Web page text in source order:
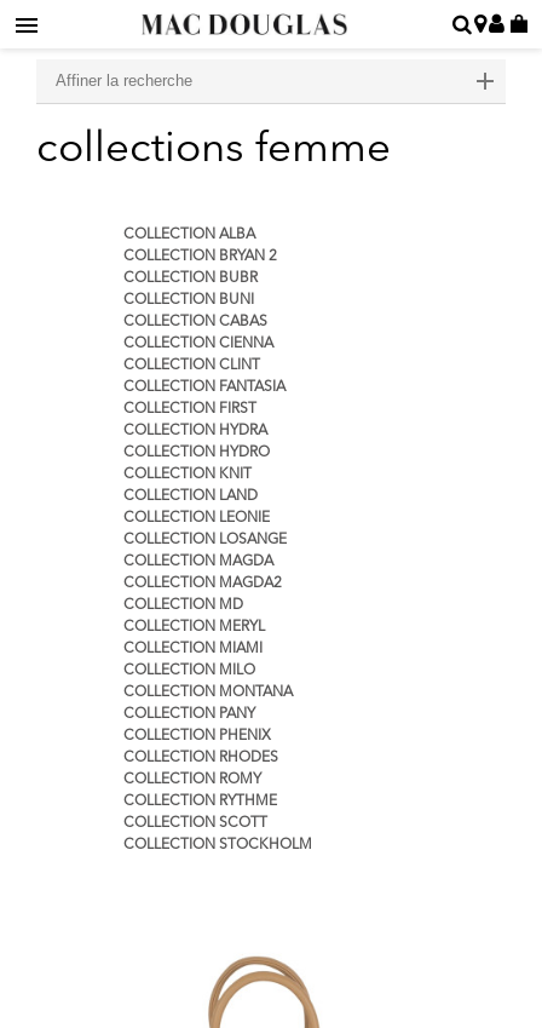
Affiner la recherche
collections femme
COLLECTION ALBA
COLLECTION BRYAN 2
COLLECTION BUBR
COLLECTION BUNI
COLLECTION CABAS
COLLECTION CIENNA
COLLECTION CLINT
COLLECTION FANTASIA
COLLECTION FIRST
COLLECTION HYDRA
COLLECTION HYDRO
COLLECTION KNIT
COLLECTION LAND
COLLECTION LEONIE
COLLECTION LOSANGE
COLLECTION MAGDA
COLLECTION MAGDA2
COLLECTION MD
COLLECTION MERYL
COLLECTION MIAMI
COLLECTION MILO
COLLECTION MONTANA
COLLECTION PANY
COLLECTION PHENIX
COLLECTION RHODES
COLLECTION ROMY
COLLECTION RYTHME
COLLECTION SCOTT
COLLECTION STOCKHOLM